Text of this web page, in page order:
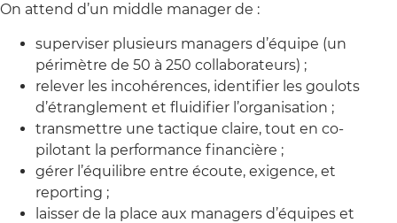
On attend d’un middle manager de :
superviser plusieurs managers d’équipe (un
périmètre de 50 à 250 collaborateurs) ;
relever les incohérences, identifier les goulots
d’étranglement et fluidifier l’organisation ;
transmettre une tactique claire, tout en co-
pilotant la performance financière ;
gérer l’équilibre entre écoute, exigence, et
reporting ;
laisser de la place aux managers d’équipes et